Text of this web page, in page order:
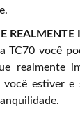
REALMENTE
TC70 você
realmente
estiver e